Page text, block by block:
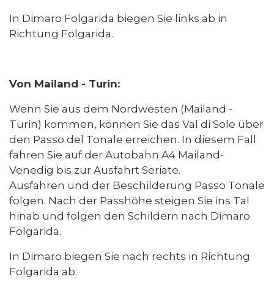
In Dimaro Folgarida biegen Sie links ab in
Richtung Folgarida.
Von Mailand - Turin:
Wenn Sie aus dem Nordwesten (Mailand -
Turin) kommen, können Sie das Val di Sole über
den Passo del Tonale erreichen. In diesem Fall
fahren Sie auf der Autobahn A4 Mailand-
Venedig bis zur Ausfahrt Seriate.
Ausfahren und der Beschilderung Passo Tonale
folgen. Nach der Passhöhe steigen Sie ins Tal
hinab und folgen den Schildern nach Dimaro
Folgarida.
In Dimaro biegen Sie nach rechts in Richtung
Folgarida ab.